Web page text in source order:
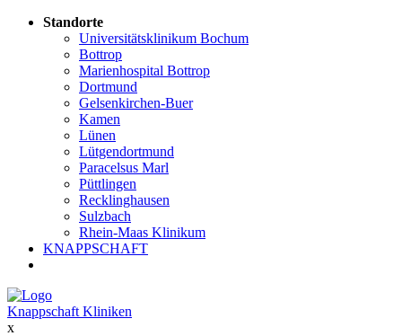
Standorte
Universitätsklinikum Bochum
Bottrop
Marienhospital Bottrop
Dortmund
Gelsenkirchen-Buer
Kamen
Lünen
Lütgendortmund
Paracelsus Marl
Püttlingen
Recklinghausen
Sulzbach
Rhein-Maas Klinikum
KNAPPSCHAFT
Knappschaft Kliniken
x